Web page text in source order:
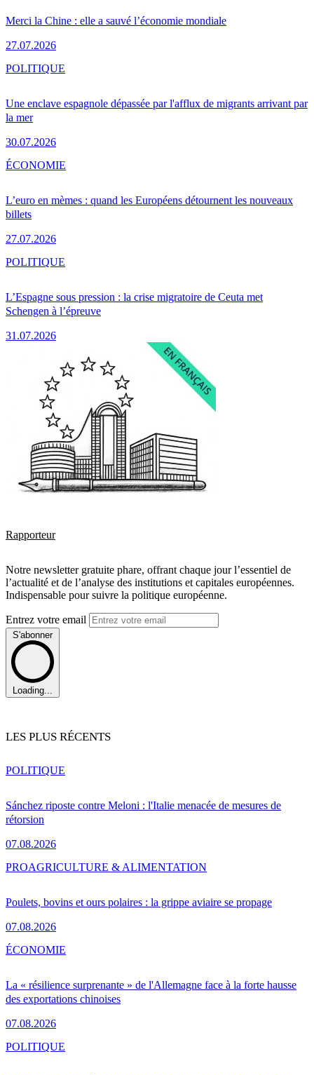
Merci la Chine : elle a sauvé l’économie mondiale
27.07.2026
Une enclave espagnole dépassée par l'afflux de migrants arrivant par
la mer
30.07.2026
POLITIQUE
L’euro en mèmes : quand les Européens détournent les nouveaux
billets
27.07.2026
ÉCONOMIE
L’Espagne sous pression : la crise migratoire de Ceuta met
Schengen à l’épreuve
31.07.2026
POLITIQUE
Rapporteur
Notre newsletter gratuite phare, offrant chaque jour l’essentiel de
l’actualité et de l’analyse des institutions et capitales européennes.
Indispensable pour suivre la politique européenne.
Entrez votre email
S'abonner
Loading...
LES PLUS RÉCENTS
Sánchez riposte contre Meloni : l'Italie menacée de mesures de
rétorsion
07.08.2026
POLITIQUE
Poulets, bovins et ours polaires : la grippe aviaire se propage
07.08.2026
PROAGRICULTURE & ALIMENTATION
La « résilience surprenante » de l'Allemagne face à la forte hausse
des exportations chinoises
07.08.2026
ÉCONOMIE
POLITIQUE